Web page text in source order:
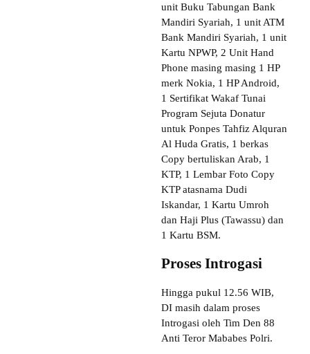
unit Buku Tabungan Bank
Mandiri Syariah, 1 unit ATM
Bank Mandiri Syariah, 1 unit
Kartu NPWP, 2 Unit Hand
Phone masing masing 1 HP
merk Nokia, 1 HP Android,
1 Sertifikat Wakaf Tunai
Program Sejuta Donatur
untuk Ponpes Tahfiz Alquran
Al Huda Gratis, 1 berkas
Copy bertuliskan Arab, 1
KTP, 1 Lembar Foto Copy
KTP atasnama Dudi
Iskandar, 1 Kartu Umroh
dan Haji Plus (Tawassu) dan
1 Kartu BSM.
Proses Introgasi
Hingga pukul 12.56 WIB,
DI masih dalam proses
Introgasi oleh Tim Den 88
Anti Teror Mababes Polri.